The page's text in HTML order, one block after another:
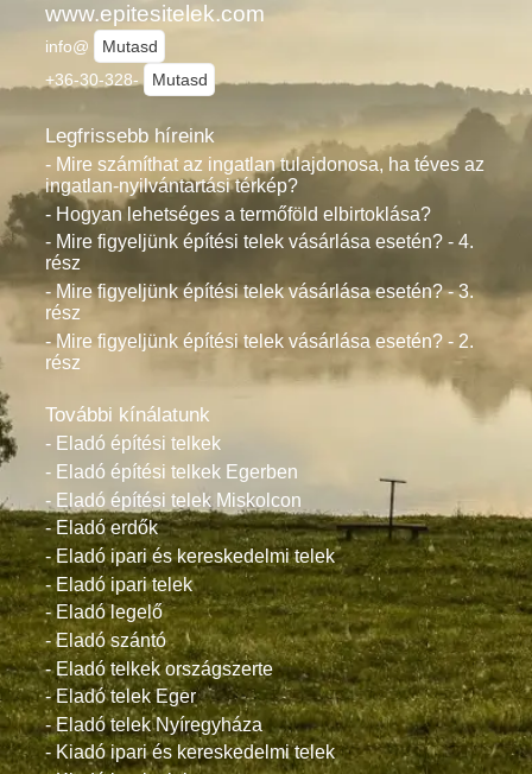
www.epitesitelek.com
info@
Mutasd
+36-30-328-
Mutasd
Legfrissebb híreink
- Mire számíthat az ingatlan tulajdonosa, ha téves az
ingatlan-nyilvántartási térkép?
- Hogyan lehetséges a termőföld elbirtoklása?
- Mire figyeljünk építési telek vásárlása esetén? - 4.
rész
- Mire figyeljünk építési telek vásárlása esetén? - 3.
rész
- Mire figyeljünk építési telek vásárlása esetén? - 2.
rész
További kínálatunk
- Eladó építési telkek
- Eladó építési telkek Egerben
- Eladó építési telek Miskolcon
- Eladó erdők
- Eladó ipari és kereskedelmi telek
- Eladó ipari telek
- Eladó legelő
- Eladó szántó
- Eladó telkek országszerte
- Eladó telek Eger
- Eladó telek Nyíregyháza
- Kiadó ipari és kereskedelmi telek